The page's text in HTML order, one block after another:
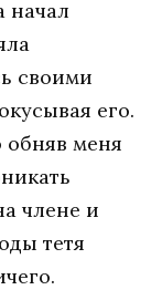
начал
своими
его.
обняв меня
члене и
тетя